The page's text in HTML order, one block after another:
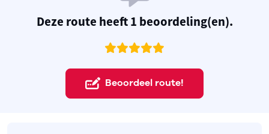
Deze route heeft 1 beoordeling(en).
Beoordeel route!